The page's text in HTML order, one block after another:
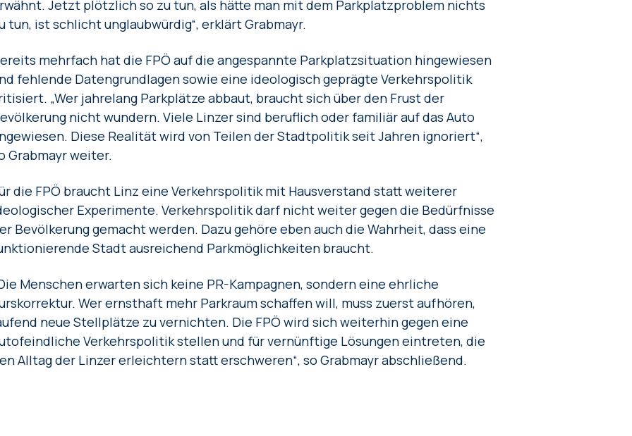
Jetzt plötzlich so zu tun, als hätte man mit dem Parkplatzproblem nichts
tun, ist schlicht unglaubwürdig“, erklärt Grabmayr.
mehrfach hat die FPÖ auf die angespannte Parkplatzsituation hingewiesen
fehlende Datengrundlagen sowie eine ideologisch geprägte Verkehrspolitik
„Wer jahrelang Parkplätze abbaut, braucht sich über den Frust der
nicht wundern. Viele Linzer sind beruflich oder familiär auf das Auto
Diese Realität wird von Teilen der Stadtpolitik seit Jahren ignoriert“,
Grabmayr weiter.
die FPÖ braucht Linz eine Verkehrspolitik mit Hausverstand statt weiterer
Experimente. Verkehrspolitik darf nicht weiter gegen die Bedürfnisse
Bevölkerung gemacht werden. Dazu gehöre eben auch die Wahrheit, dass eine
Stadt ausreichend Parkmöglichkeiten braucht.
Menschen erwarten sich keine PR-Kampagnen, sondern eine ehrliche
Wer ernsthaft mehr Parkraum schaffen will, muss zuerst aufhören,
neue Stellplätze zu vernichten. Die FPÖ wird sich weiterhin gegen eine
Verkehrspolitik stellen und für vernünftige Lösungen eintreten, die
Alltag der Linzer erleichtern statt erschweren“, so Grabmayr abschließend.